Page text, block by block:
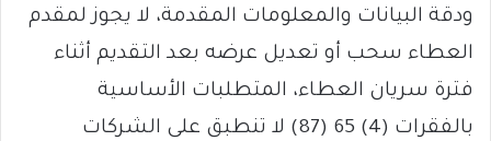
ودقة البيانات والمعلومات المقدمة، لا يجوز لمقدم
العطاء سحب أو تعديل عرضه بعد التقديم أثناء
فترة سريان العطاء، المتطلبات الأساسية
بالفقرات (4) 65 (87) لا تنطبق على الشركات